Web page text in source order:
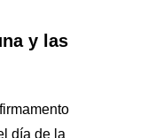
y las
día de la